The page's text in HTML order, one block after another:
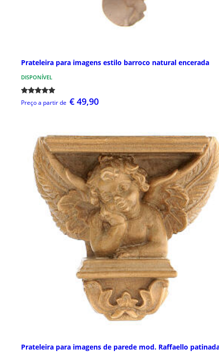
Prateleira para imagens estilo barroco natural encerada
DISPONÍVEL
Preço a partir de € 49,90
Prateleira para imagens de parede mod. Raffaello